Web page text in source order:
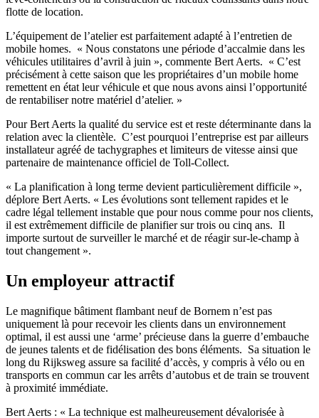
flotte de location.
L’équipement de l’atelier est parfaitement adapté à l’entretien de
mobile homes. « Nous constatons une période d’accalmie dans les
véhicules utilitaires d’avril à juin », commente Bert Aerts. « C’est
précisément à cette saison que les propriétaires d’un mobile home
remettent en état leur véhicule et que nous avons ainsi l’opportunité
de rentabiliser notre matériel d’atelier. »
Pour Bert Aerts la qualité du service est et reste déterminante dans la
relation avec la clientèle. C’est pourquoi l’entreprise est par ailleurs
installateur agréé de tachygraphes et limiteurs de vitesse ainsi que
partenaire de maintenance officiel de Toll-Collect.
« La planification à long terme devient particulièrement difficile »,
déplore Bert Aerts. « Les évolutions sont tellement rapides et le
cadre légal tellement instable que pour nous comme pour nos clients,
il est extrêmement difficile de planifier sur trois ou cinq ans. Il
importe surtout de surveiller le marché et de réagir sur-le-champ à
tout changement ».
Un employeur attractif
Le magnifique bâtiment flambant neuf de Bornem n’est pas
uniquement là pour recevoir les clients dans un environnement
optimal, il est aussi une ‘arme’ précieuse dans la guerre d’embauche
de jeunes talents et de fidélisation des bons éléments. Sa situation le
long du Rijksweg assure sa facilité d’accès, y compris à vélo ou en
transports en commun car les arrêts d’autobus et de train se trouvent
à proximité immédiate.
Bert Aerts : « La technique est malheureusement dévalorisée à